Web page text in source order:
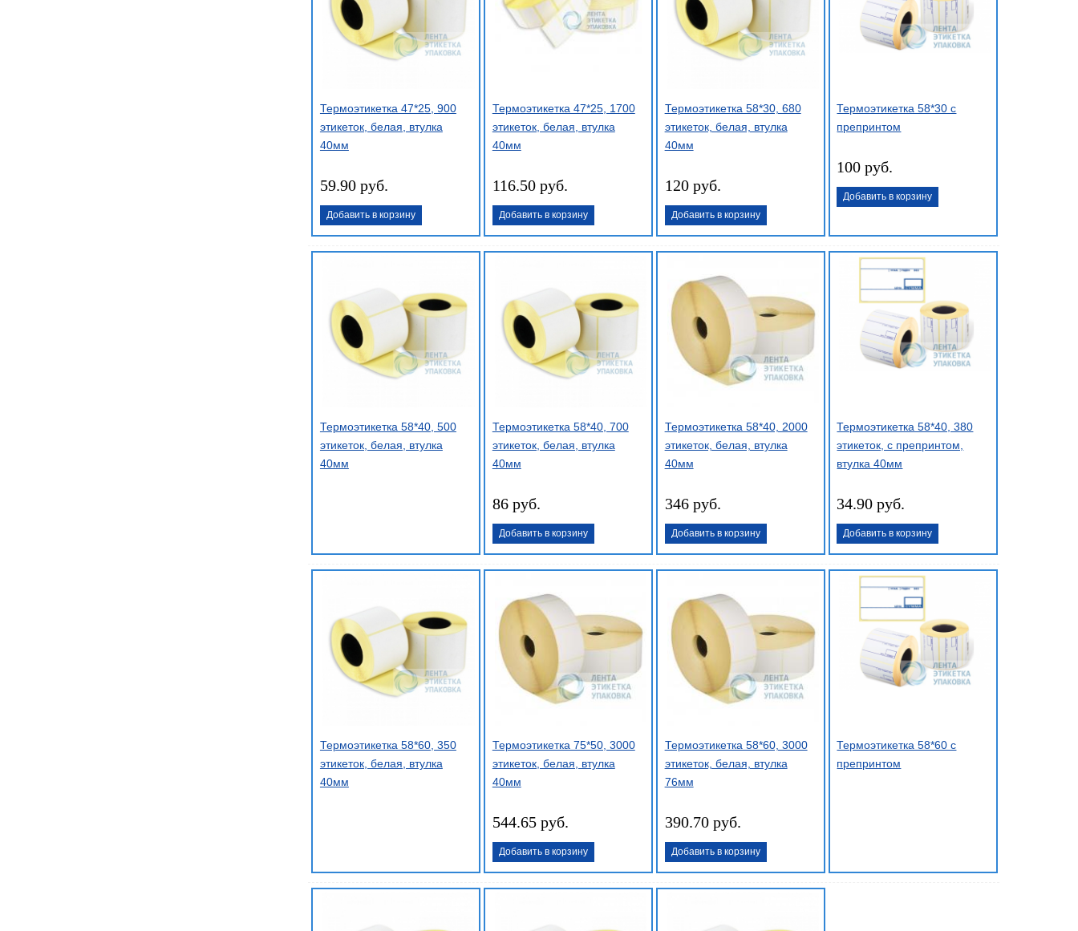
Термоэтикетка 47*25, 900
этикеток, белая, втулка
40мм
59.90 руб.
Добавить в корзину
Термоэтикетка 47*25, 1700
этикеток, белая, втулка
40мм
116.50 руб.
Добавить в корзину
Термоэтикетка 58*30, 680
этикеток, белая, втулка
40мм
120 руб.
Добавить в корзину
Термоэтикетка 58*30 с
препринтом
100 руб.
Добавить в корзину
Термоэтикетка 58*40, 500
этикеток, белая, втулка
40мм
Термоэтикетка 58*40, 700
этикеток, белая, втулка
40мм
86 руб.
Добавить в корзину
Термоэтикетка 58*40, 2000
этикеток, белая, втулка
40мм
346 руб.
Добавить в корзину
Термоэтикетка 58*40, 380
этикеток, с препринтом,
втулка 40мм
34.90 руб.
Добавить в корзину
Термоэтикетка 58*60, 350
этикеток, белая, втулка
40мм
Термоэтикетка 75*50, 3000
этикеток, белая, втулка
40мм
544.65 руб.
Добавить в корзину
Термоэтикетка 58*60, 3000
этикеток, белая, втулка
76мм
390.70 руб.
Добавить в корзину
Термоэтикетка 58*60 с
препринтом